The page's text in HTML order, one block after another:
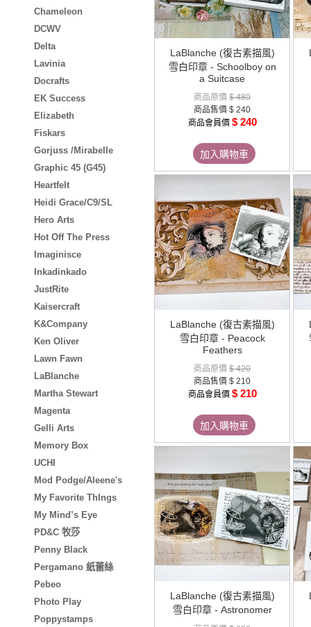
Chameleon
DCWV
Delta
Lavinia
Docrafts
EK Success
Elizabeth
Fiskars
Gorjuss /Mirabelle
Graphic 45 (G45)
Heartfelt
Heidi Grace/C9/SL
Hero Arts
Hot Off The Press
Imaginisce
Inkadinkado
JustRite
Kaisercraft
K&Company
Ken Oliver
Lawn Fawn
LaBlanche
Martha Stewart
Magenta
Gelli Arts
Memory Box
UCHI
Mod Podge/Aleene's
My Favorite ThIngs
My Mind’s Eye
PD&C 牧莎
Penny Black
Pergamano 紙蕾絲
Pebeo
Photo Play
Poppystamps
LaBlanche (復古素描風)
雪白印章 - Schoolboy on
a Suitcase
商品原價 $ 480
商品售價 $ 240
商品會員價 $ 240
加入購物車
LaBlanche (復古素描風)
雪白印章 - Peacock
Feathers
商品原價 $ 420
商品售價 $ 210
商品會員價 $ 210
加入購物車
LaBlanche (復古素描風)
雪白印章 - Astronomer